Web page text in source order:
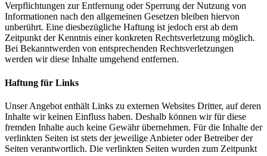
Verpflichtungen zur Entfernung oder Sperrung der Nutzung von
Informationen nach den allgemeinen Gesetzen bleiben hiervon
unberührt. Eine diesbezügliche Haftung ist jedoch erst ab dem
Zeitpunkt der Kenntnis einer konkreten Rechtsverletzung möglich.
Bei Bekanntwerden von entsprechenden Rechtsverletzungen
werden wir diese Inhalte umgehend entfernen.
Haftung für Links
Unser Angebot enthält Links zu externen Websites Dritter, auf deren
Inhalte wir keinen Einfluss haben. Deshalb können wir für diese
fremden Inhalte auch keine Gewähr übernehmen. Für die Inhalte der
verlinkten Seiten ist stets der jeweilige Anbieter oder Betreiber der
Seiten verantwortlich. Die verlinkten Seiten wurden zum Zeitpunkt